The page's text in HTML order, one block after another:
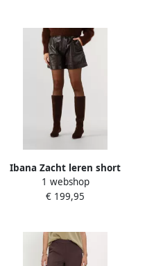
Ibana Zacht leren short
Susie donkerbruin
1 webshop
€ 199,95